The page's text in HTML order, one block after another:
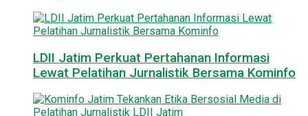
LDII Jatim Perkuat Pertahanan Informasi
Lewat Pelatihan Jurnalistik Bersama Kominfo